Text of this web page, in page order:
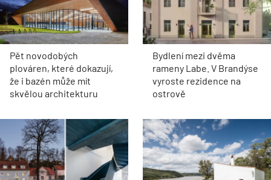
Pět novodobých
plováren, které dokazují,
že i bazén může mít
skvělou architekturu
Bydlení mezi dvěma
rameny Labe. V Brandýse
vyroste rezidence na
ostrově